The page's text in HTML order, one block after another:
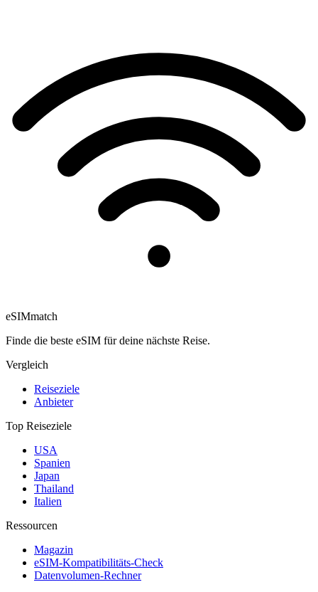
eSIMmatch
Finde die beste eSIM für deine nächste Reise.
Vergleich
Reiseziele
Anbieter
Top Reiseziele
USA
Spanien
Japan
Thailand
Italien
Ressourcen
Magazin
eSIM-Kompatibilitäts-Check
Datenvolumen-Rechner